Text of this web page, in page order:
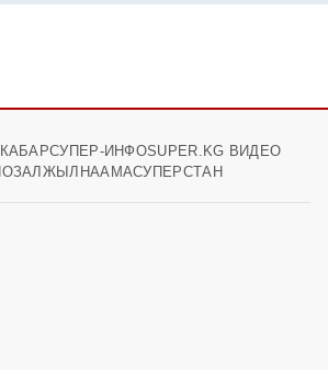
СУПЕР-ИНФОSUPER.KG ВИДЕО
ЖЫЛНААМАСУПЕРСТАН